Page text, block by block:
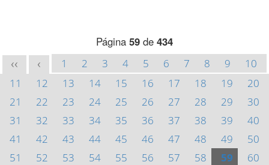
Página 59 de 434
<< < 1 2 3 4 5 6 7 8 9
10
11
12 13 14 15 16 17 18 19
20
21
22 23 24 25 26 27 28 29
30
31
32 33 34 35 36 37 38 39
40
41
42 43 44 45 46 47 48 49
50
51
52 53 54 55 56 57 58 59
60